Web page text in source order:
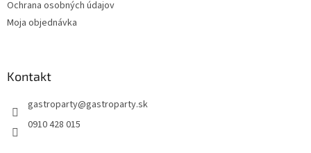
Ochrana osobných údajov
Moja objednávka
Kontakt
gastroparty@gastroparty.sk
0910 428 015